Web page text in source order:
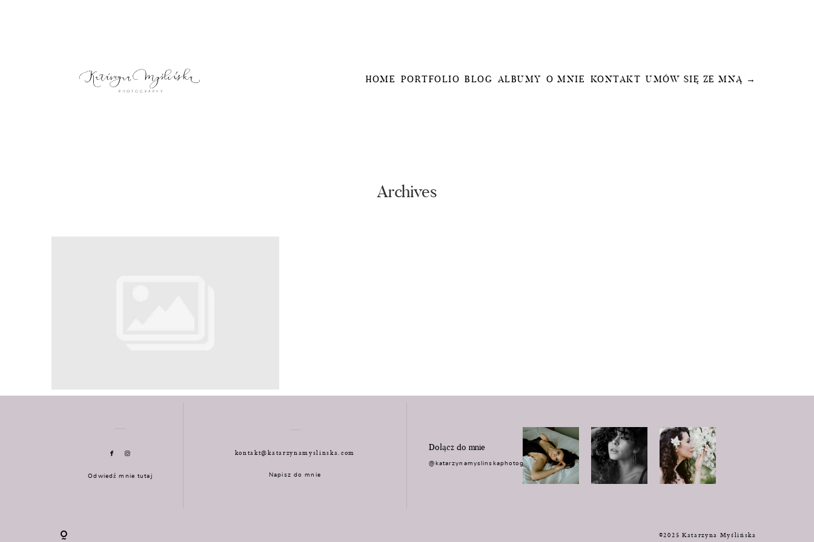
HOME PORTFOLIO BLOG ALBUMY O MNIE KONTAKT UMÓW SIĘ ZE MNĄ →
Archives
Odwiedź mnie tutaj
kontakt@katarzynamyslinska.com
Napisz do mnie
Dołącz do mnie
@katarzynamyslinskaphotography
©2025 Katarzyna Myślińska